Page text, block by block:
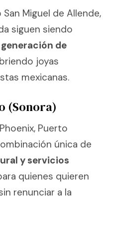
Miguel de Allende,
siguen siendo
de
joyas
mexicanas.
(Sonora)
Puerto
única de
y servicios
quienes quieren
renunciar a la